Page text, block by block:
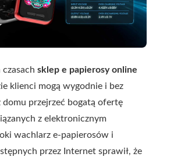
sklep e papierosy online
klienci mogą wygodnie i bez
domu przejrzeć bogatą ofertę
z elektronicznym
wachlarz e-papierosów i
przez Internet sprawił, że